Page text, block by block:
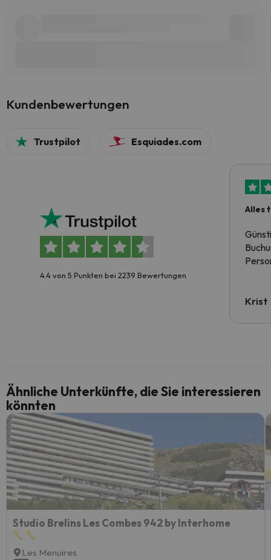
Kundenbewertungen
Trustpilot Esquiades.com
4.4 von 5 Punkten bei 2239 Bewertungen
Alles
Krist
Ähnliche Unterkünfte, die Sie interessieren
könnten
Studio Brelins Les Combes 942 by Interhome
Les Menuires